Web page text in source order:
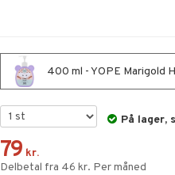
400 ml - YOPE Marigold
På lager,
79 kr.
Delbetal fra 46 kr. Per måned